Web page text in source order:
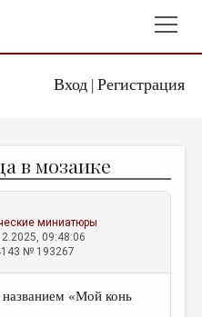
Вход| Регистрация
в мозаике
миниатюры
09:48:06
№ 193267
«Мой конь